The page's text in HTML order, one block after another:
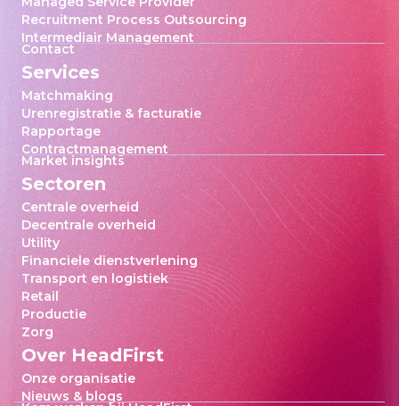
Recruitment Process Outsourcing
Intermediair Management
Contact
Services
Matchmaking
Urenregistratie & facturatie
Rapportage
Contractmanagement
Market insights
Sectoren
Centrale overheid
Decentrale overheid
Utility
Financiele dienstverlening
Transport en logistiek
Retail
Productie
Zorg
Over HeadFirst
Onze organisatie
Nieuws & blogs